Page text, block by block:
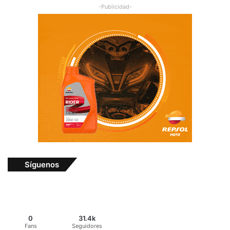
-Publicidad-
Síguenos
0
Fans
31.4k
Seguidores